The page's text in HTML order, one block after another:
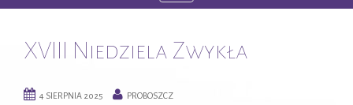
o
g
XVIII Niedziela Zwykła
4 SIERPNIA 2025 PROBOSZCZ